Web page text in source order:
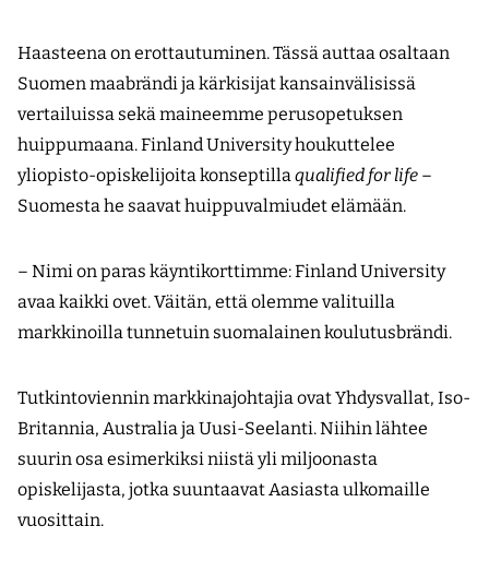
Haasteena on erottautuminen. Tässä auttaa osaltaan
Suomen maabrändi ja kärkisijat kansainvälisissä
vertailuissa sekä maineemme perusopetuksen
huippumaana. Finland University houkuttelee
yliopisto-opiskelijoita konseptillaqualified for life –
Suomesta he saavat huippuvalmiudet elämään.
– Nimi on paras käyntikorttimme: Finland University
avaa kaikki ovet. Väitän, että olemme valituilla
markkinoilla tunnetuin suomalainen koulutusbrändi.
Tutkintoviennin markkinajohtajia ovat Yhdysvallat, Iso-
Britannia, Australia ja Uusi-Seelanti. Niihin lähtee
suurin osa esimerkiksi niistä yli miljoonasta
opiskelijasta, jotka suuntaavat Aasiasta ulkomaille
vuosittain.